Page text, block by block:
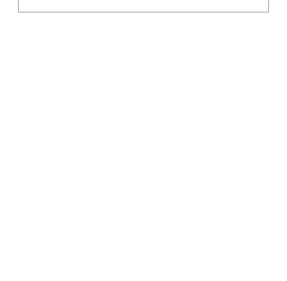
さん掲載いたしました